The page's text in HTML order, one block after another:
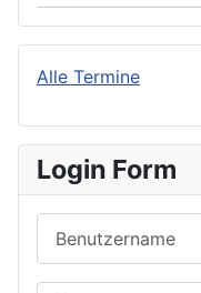
Alle Termine
Login Form